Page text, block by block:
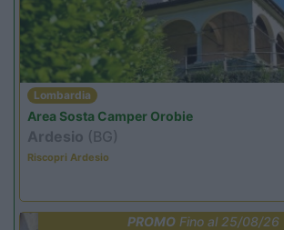
Lombardia
Area Sosta Camper Orobie
Ardesio (BG)
Riscopri Ardesio
PROMO Fino al 25/08/26